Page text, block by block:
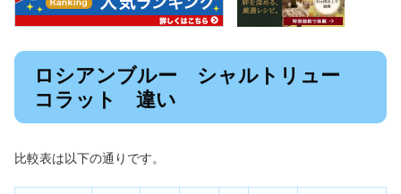
ロシアンブルー シャルトリュー
コラット 違い
比較表は以下の通りです。